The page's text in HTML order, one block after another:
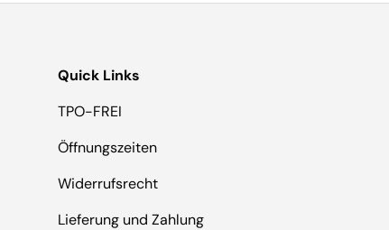
Quick Links
TPO-FREI
Öffnungszeiten
Widerrufsrecht
Lieferung und Zahlung